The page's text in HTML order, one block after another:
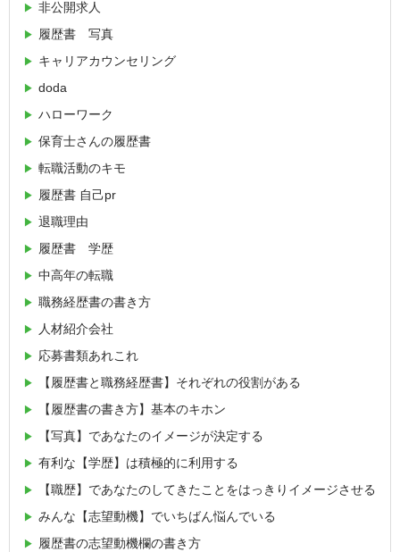
非公開求人
履歴書 写真
キャリアカウンセリング
doda
ハローワーク
保育士さんの履歴書
転職活動のキモ
履歴書 自己pr
退職理由
履歴書 学歴
中高年の転職
職務経歴書の書き方
人材紹介会社
応募書類あれこれ
【履歴書と職務経歴書】それぞれの役割がある
【履歴書の書き方】基本のキホン
【写真】であなたのイメージが決定する
有利な【学歴】は積極的に利用する
【職歴】であなたのしてきたことをはっきりイメージさせる
みんな【志望動機】でいちばん悩んでいる
履歴書の志望動機欄の書き方